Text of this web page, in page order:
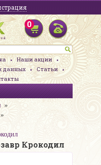
0
Наши акции
данных
Статьи
Крокодил